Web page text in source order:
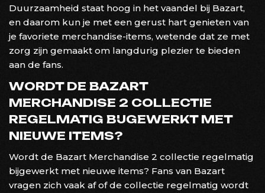
Duurzaamheid staat hoog in het vaandel bij Bazart,
en daarom kun je met een gerust hart genieten van
je favoriete merchandise-items, wetende dat ze met
zorg zijn gemaakt om langdurig plezier te bieden
aan de fans.
WORDT DE BAZART
MERCHANDISE 2 COLLECTIE
REGELMATIG BIJGEWERKT MET
NIEUWE ITEMS?
Wordt de Bazart Merchandise 2 collectie regelmatig
bijgewerkt met nieuwe items? Fans van Bazart
vragen zich vaak af of de collectie regelmatig wordt